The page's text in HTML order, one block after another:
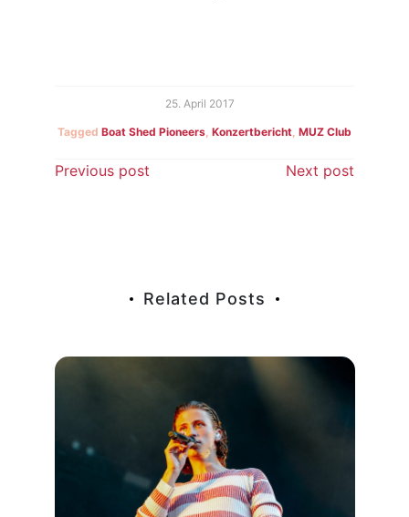
25. April 2017
Tagged Boat Shed Pioneers, Konzertbericht, MUZ Club
Beitragsnavigation
Previous post Next post
Related Posts